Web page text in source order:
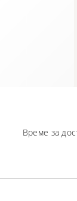
Време за